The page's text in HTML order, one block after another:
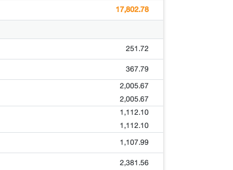
17,802.78
251.72
367.79
2,005.67
2,005.67
1,112.10
1,112.10
1,107.99
2,381.56